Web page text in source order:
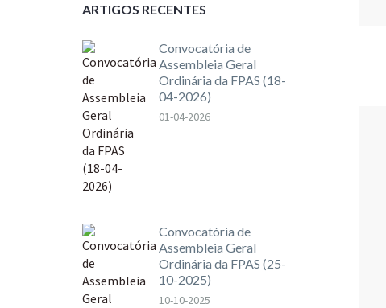
ARTIGOS RECENTES
Convocatória de
Assembleia Geral
Ordinária da FPAS (18-
04-2026)
01-04-2026
Convocatória de
Assembleia Geral
Ordinária da FPAS (25-
10-2025)
10-10-2025